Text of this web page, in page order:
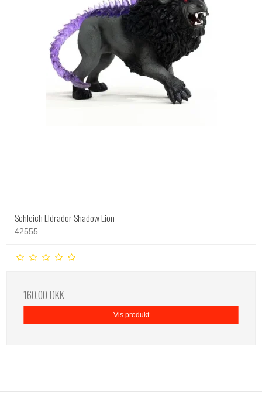
Schleich Eldrador Shadow Lion
42555
160,00 DKK
Vis produkt